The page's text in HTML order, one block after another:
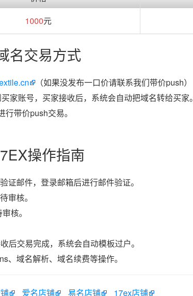
1000元
名交易方式
（如果没发布一口价请联系我们带价push）
家账号，买家接收后，系统会自动把域名转给买家。
带价push交易。
操作指南
证邮件，登录邮箱后进行邮件验证。
审核。
核。
后交易完成，系统会自动模板过户。
、域名解析、域名续费等操作。
爱名店铺 易名店铺 17ex店铺